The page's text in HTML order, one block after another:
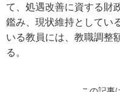
て、処遇改善に資する財
鑑み、現状維持としてい
いる教員には、教職調整
る。